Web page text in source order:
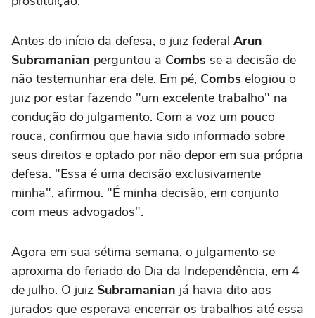
Antes do início da defesa, o juiz federal Arun
Subramanian perguntou a Combs se a decisão de
não testemunhar era dele. Em pé, Combs elogiou o
juiz por estar fazendo "um excelente trabalho" na
condução do julgamento. Com a voz um pouco
rouca, confirmou que havia sido informado sobre
seus direitos e optado por não depor em sua própria
defesa. "Essa é uma decisão exclusivamente
minha", afirmou. "É minha decisão, em conjunto
com meus advogados".
Agora em sua sétima semana, o julgamento se
aproxima do feriado do Dia da Independência, em 4
de julho. O juiz Subramanian já havia dito aos
jurados que esperava encerrar os trabalhos até essa